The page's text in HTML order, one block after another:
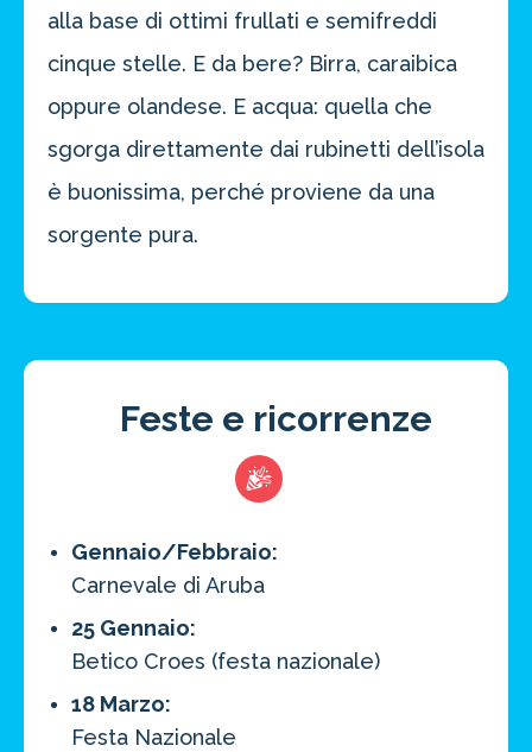
alla base di ottimi frullati e semifreddi
cinque stelle. E da bere? Birra, caraibica
oppure olandese. E acqua: quella che
sgorga direttamente dai rubinetti dell’isola
è buonissima, perché proviene da una
sorgente pura.
Feste e ricorrenze
Gennaio/Febbraio:
Carnevale di Aruba
25 Gennaio:
Betico Croes (festa nazionale)
18 Marzo:
Festa Nazionale